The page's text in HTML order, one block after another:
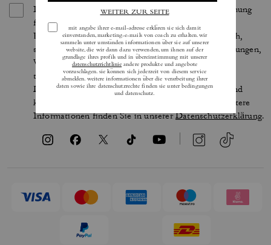
Indem Sie sich anmelden, erteilen Sie Ihre Zustimmung
für den Erhalt von E-Mails über die neuesten
Kollektionen, Angebote und Neuigkeiten von Coach,
sowie Informationen darüber, wie Sie an Veranstaltungen,
Wettbewerben oder Werbekampagnen von Coach
teilnehmen können. Im Rahmen der geltenden
Datenschutzgesetze haben Sie bestimmte Rechte und
können Ihre Einwilligung jederzeit widerrufen. Weitere
Informationen finden Sie in unsererDatenschutzerklärung.